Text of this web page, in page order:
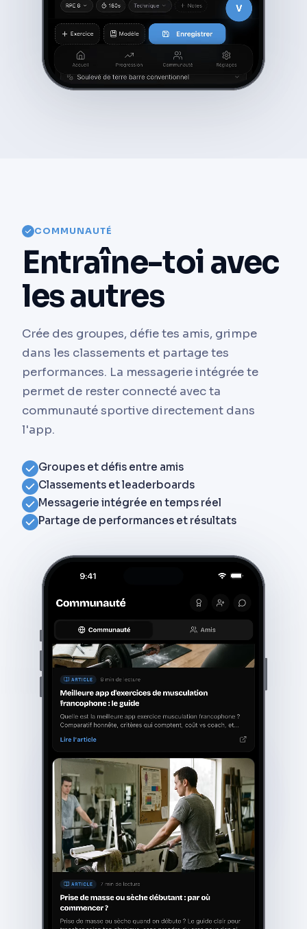
COMMUNAUTÉ
Entraîne-toi avec
les autres
Crée des groupes, défie tes amis, grimpe
dans les classements et partage tes
performances. La messagerie intégrée te
permet de rester connecté avec ta
communauté sportive directement dans
l'app.
Groupes et défis entre amis
Classements et leaderboards
Messagerie intégrée en temps réel
Partage de performances et résultats